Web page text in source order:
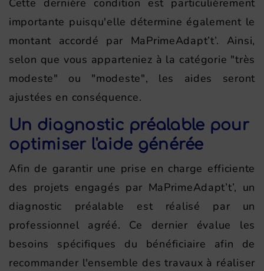
Cette dernière condition est particulièrement
importante puisqu'elle détermine également le
montant accordé par MaPrimeAdapt’t’. Ainsi,
selon que vous apparteniez à la catégorie "très
modeste" ou "modeste", les aides seront
ajustées en conséquence.
Un diagnostic préalable pour
optimiser l'aide générée
Afin de garantir une prise en charge efficiente
des projets engagés par MaPrimeAdapt’t’, un
diagnostic préalable est réalisé par un
professionnel agréé. Ce dernier évalue les
besoins spécifiques du bénéficiaire afin de
recommander l'ensemble des travaux à réaliser